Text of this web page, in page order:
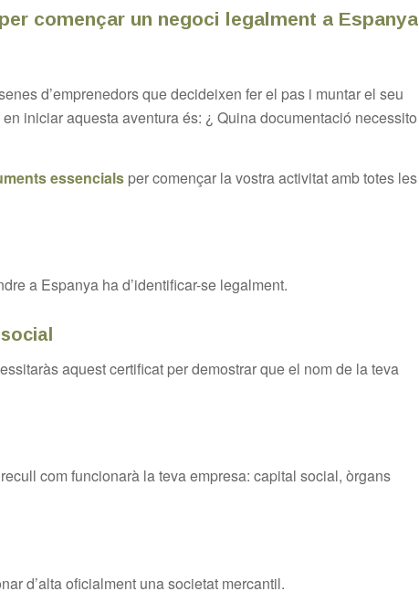
començar un negoci legalment a Espanya
d’emprenedors que decideixen fer el pas i muntar el seu
iniciar aquesta aventura és: ¿ Quina documentació necessito
essencials per començar la vostra activitat amb totes les
a Espanya ha d’identificar-se legalment.
aquest certificat per demostrar que el nom de la teva
com funcionarà la teva empresa: capital social, òrgans
d’alta oficialment una societat mercantil.